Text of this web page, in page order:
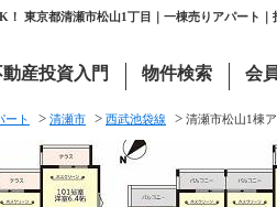
東京都清瀬市松山1丁目｜一棟売りアパート
産投資入門 物件検索 会
ート > 清瀬市 > 西武池袋線 > 清瀬市松山1棟